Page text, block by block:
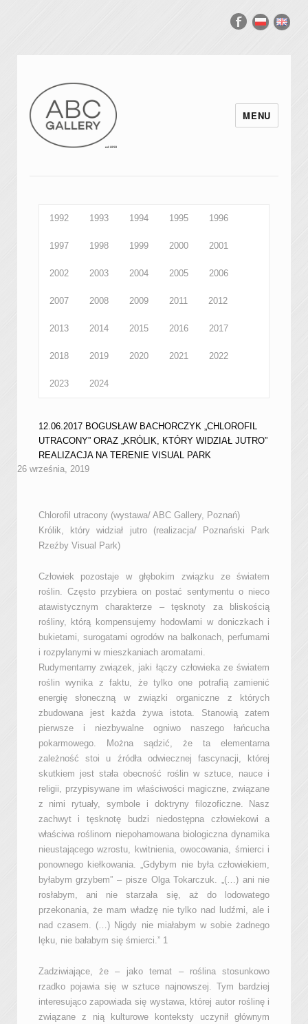
MENU
1992 1993 1994 1995 1996
1997 1998 1999 2000 2001
2002 2003 2004 2005 2006
2007 2008 2009 2011 2012
2013 2014 2015 2016 2017
2018 2019 2020 2021 2022
2023 2024
12.06.2017 BOGUSŁAW BACHORCZYK „CHLOROFIL
UTRACONY” ORAZ „KRÓLIK, KTÓRY WIDZIAŁ JUTRO”
REALIZACJA NA TERENIE VISUAL PARK
26 września, 2019
Chlorofil utracony (wystawa/ ABC Gallery, Poznań)
Królik, który widział jutro (realizacja/ Poznański Park
Rzeźby Visual Park)
Człowiek pozostaje w głębokim związku ze światem
roślin. Często przybiera on postać sentymentu o nieco
atawistycznym charakterze – tęsknoty za bliskością
rośliny, którą kompensujemy hodowlami w doniczkach i
bukietami, surogatami ogrodów na balkonach, perfumami
i rozpylanymi w mieszkaniach aromatami.
Rudymentarny związek, jaki łączy człowieka ze światem
roślin wynika z faktu, że tylko one potrafią zamienić
energię słoneczną w związki organiczne z których
zbudowana jest każda żywa istota. Stanowią zatem
pierwsze i niezbywalne ogniwo naszego łańcucha
pokarmowego. Można sądzić, że ta elementarna
zależność stoi u źródła odwiecznej fascynacji, której
skutkiem jest stała obecność roślin w sztuce, nauce i
religii, przypisywane im właściwości magiczne, związane
z nimi rytuały, symbole i doktryny filozoficzne. Nasz
zachwyt i tęsknotę budzi niedostępna człowiekowi a
właściwa roślinom niepohamowana biologiczna dynamika
nieustającego wzrostu, kwitnienia, owocowania, śmierci i
ponownego kiełkowania. „Gdybym nie była człowiekiem,
byłabym grzybem” – pisze Olga Tokarczuk. „(…) ani nie
rosłabym, ani nie starzała się, aż do lodowatego
przekonania, że mam władzę nie tylko nad ludźmi, ale i
nad czasem. (…) Nigdy nie miałabym w sobie żadnego
lęku, nie bałabym się śmierci.” 1
Zadziwiające, że – jako temat – roślina stosunkowo
rzadko pojawia się w sztuce najnowszej. Tym bardziej
interesująco zapowiada się wystawa, której autor roślinę i
związane z nią kulturowe konteksty uczynił głównym